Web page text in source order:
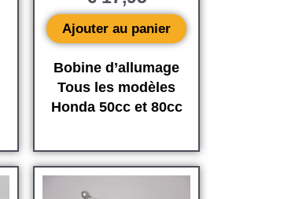
Bobine d’allumage
Tous les modèles
Honda 50cc et 80cc
Ajouter au panier